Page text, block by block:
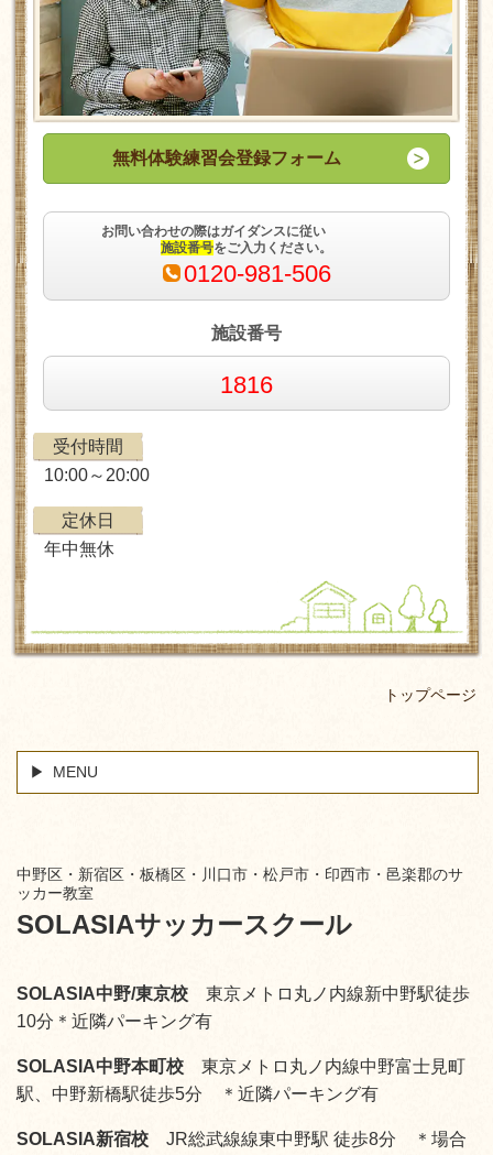
無料体験練習会登録フォーム
お問い合わせの際はガイダンスに従い
施設番号をご入力ください。
0120-981-506
施設番号
1816
受付時間
10:00～20:00
定休日
年中無休
トップページ
MENU
中野区・新宿区・板橋区・川口市・松戸市・印西市・邑楽郡のサ
ッカー教室
SOLASIAサッカースクール
SOLASIA中野/東京校 東京メトロ丸ノ内線新中野駅徒歩
10分＊近隣パーキング有
SOLASIA中野本町校 東京メトロ丸ノ内線中野富士見町
駅、中野新橋駅徒歩5分 ＊近隣パーキング有
SOLASIA新宿校 JR総武線線東中野駅 徒歩8分 ＊場合